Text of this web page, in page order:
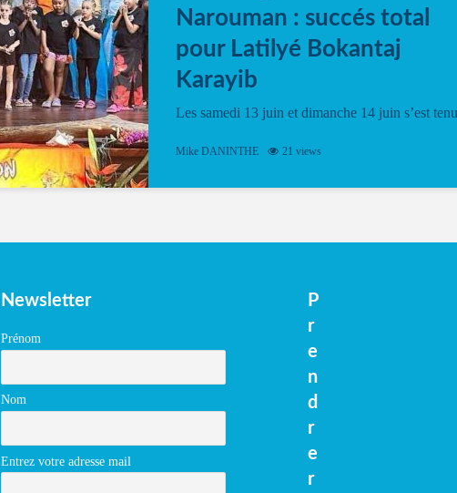
Narouman : succés total
pour Latilyé Bokantaj
Karayib
Les samedi 13 juin et dimanche 14 juin s’est tenu
vibrant à Pierrot Narouman, organisé par
spectacle de fin d’année, présenté à la salle...
Mike DANINTHE 21 views
Newsletter
Prénom
Nom
Entrez votre adresse mail
P
r
e
n
d
r
e
r